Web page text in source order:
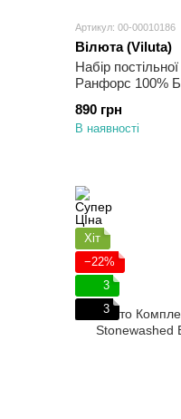
Артикул: 00-00010186
Вілюта (Viluta)
Набір
Ранфорс 100%
890 грн
В наявності
Хіт
−22%
3
3